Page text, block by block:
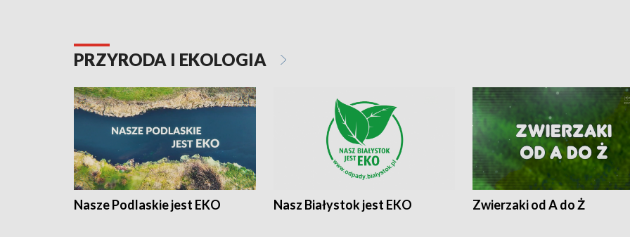
PRZYRODA I EKOLOGIA
Nasze Podlaskie jest EKO Nasz Białystok jest EKO Zwierzaki od A do Ż